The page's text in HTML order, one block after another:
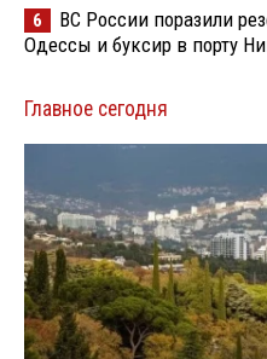
6
ВС России поразили
Одессы и буксир в порту
Главное сегодня